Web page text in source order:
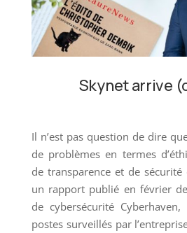
Skynet arrive
Il n’est pas question de dire
de problèmes en termes
de transparence et de sécurité
un rapport publié en février
de cybersécurité
postes surveillés par